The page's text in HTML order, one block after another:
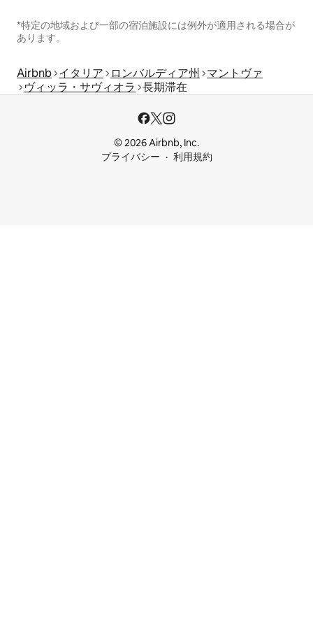
*特定の地域および一部の宿泊施設には例外が適用される場合が
あります。
Airbnb イタリア ロンバルディア州
マントヴァ
ヴィッラ・サヴィオラ 長期滞在
© 2026 Airbnb, Inc.
プライバシー
利用規約